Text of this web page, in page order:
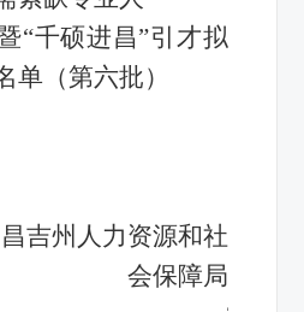
“千硕进昌”引才拟
单（第六批）
力资源和社
会保障局